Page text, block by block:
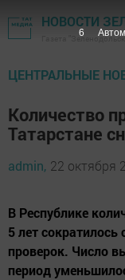
НОВОСТИ
Газета
ЦЕНТРАЛЬНЫЕ
Количество
Татарстане
admin, 22 октября
В Республике
5 лет
проверок. Число
период
5